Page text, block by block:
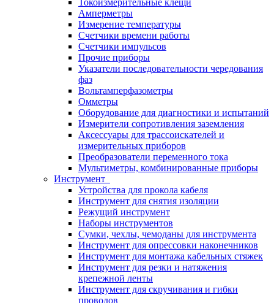
Токоизмерительные клещи
Амперметры
Измерение температуры
Счетчики времени работы
Счетчики импульсов
Прочие приборы
Указатели последовательности чередования
фаз
Вольтамперфазометры
Омметры
Оборудование для диагностики и испытаний
Измерители сопротивления заземления
Аксессуары для трассоискателей и
измерительных приборов
Преобразователи переменного тока
Мультиметры, комбинированные приборы
Инструмент
Устройства для прокола кабеля
Инструмент для снятия изоляции
Режущий инструмент
Наборы инструментов
Сумки, чехлы, чемоданы для инструмента
Инструмент для опрессовки наконечников
Инструмент для монтажа кабельных стяжек
Инструмент для резки и натяжения
крепежной ленты
Инструмент для скручивания и гибки
проводов